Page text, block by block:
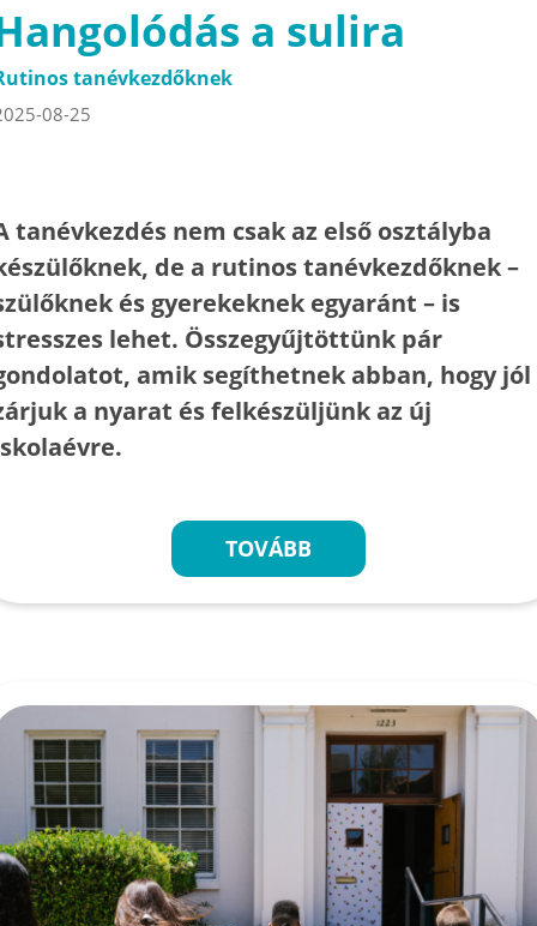
a sulira
tanévkezdőknek
08-25
tanévkezdés nem csak az első osztályba
de a rutinos tanévkezdőknek –
és gyerekeknek egyaránt – is
lehet. Összegyűjtöttünk pár
amik segíthetnek abban, hogy jól
a nyarat és felkészüljünk az új
TOVÁBB